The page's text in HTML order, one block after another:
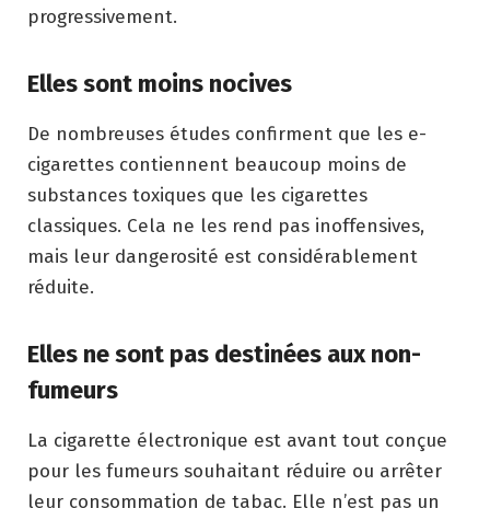
progressivement.
Elles sont moins nocives
De nombreuses études confirment que les e-
cigarettes contiennent beaucoup moins de
substances toxiques que les cigarettes
classiques. Cela ne les rend pas inoffensives,
mais leur dangerosité est considérablement
réduite.
Elles ne sont pas destinées aux non-
fumeurs
La cigarette électronique est avant tout conçue
pour les fumeurs souhaitant réduire ou arrêter
leur consommation de tabac. Elle n’est pas un